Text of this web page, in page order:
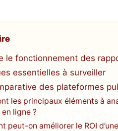
le fonctionnement des
essentielles à surveiller
des plateformes
les principaux éléments à
ligne ?
peut-on améliorer le ROI